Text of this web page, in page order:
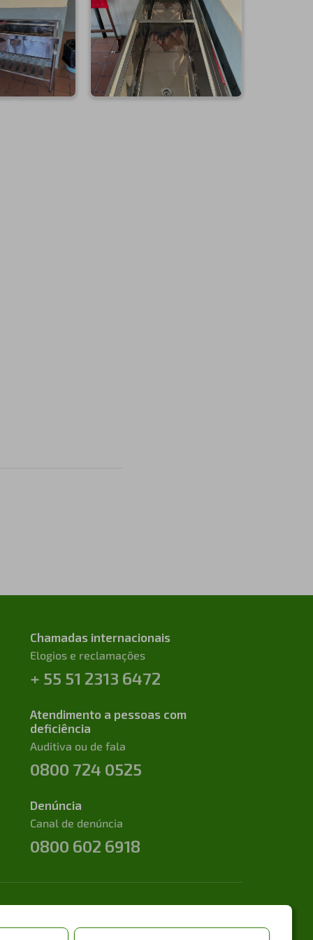
Chamadas internacionais
Elogios e reclamações
+ 55 51 2313 6472
Atendimento a pessoas com
deficiência
Auditiva ou de fala
0800 724 0525
Denúncia
Canal de denúncia
0800 602 6918